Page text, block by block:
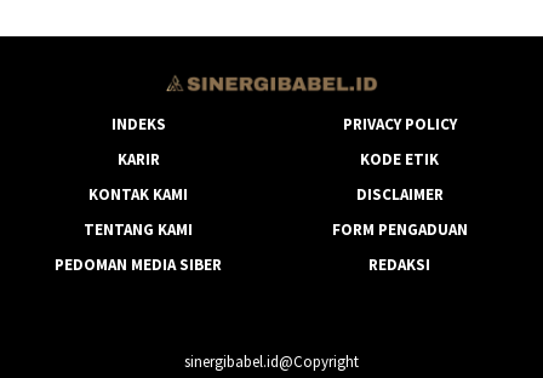
INDEKS
PRIVACY POLICY
KARIR
KODE ETIK
KONTAK KAMI
DISCLAIMER
TENTANG KAMI
FORM PENGADUAN
PEDOMAN MEDIA SIBER
REDAKSI
sinergibabel.id@Copyright